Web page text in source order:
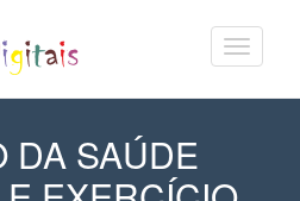
DA SAÚDE